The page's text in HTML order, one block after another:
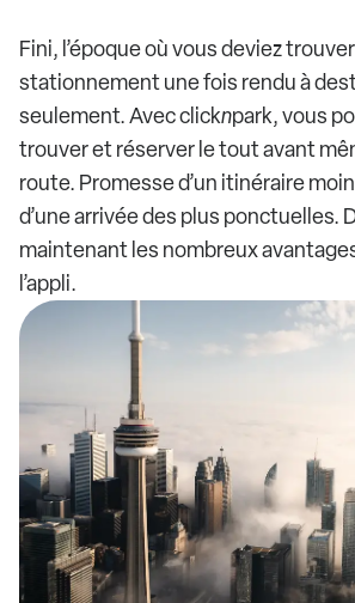
Fini, l’époque où vous deviez
stationnement une fois rendu à
seulement. Avec clicknpark, vous
trouver et réserver le tout avant
route. Promesse d’un itinéraire
d’une arrivée des plus ponctuelles.
maintenant les nombreux
l’appli.